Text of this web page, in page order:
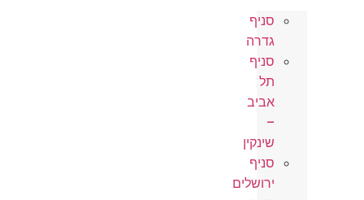
סניף
גדרה
סניף
תל
אביב
–
שינקין
סניף
ירושלים